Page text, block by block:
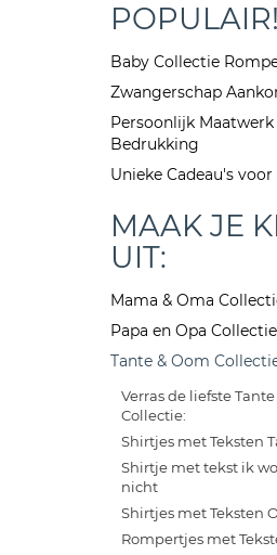
POPULAIR!
Baby Collectie
Zwangerschap
Persoonlijk
Bedrukking
Unieke Cadeau's
MAAK JE
UIT:
Mama & Oma
Papa en Opa Collectie
Tante & Oom
Verras de liefste
Collectie:
Shirtjes met Teksten
Shirtje met tekst ik
nicht
Shirtjes met Teksten
Rompertjes met